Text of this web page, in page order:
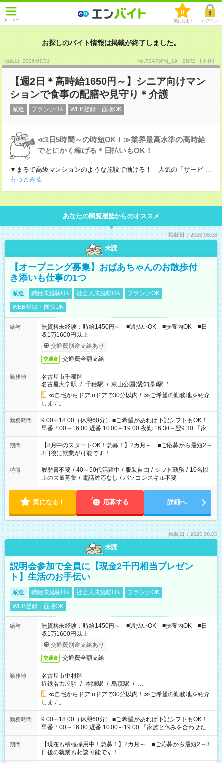
メニュー
0
気になる！ ログイン
お探しのバイト情報は掲載が終了しました。
掲載日 :2026/07/31 No.TCAR愛知_19・SNR2 【本社】
【週2日＊高時給1650円～】シニア向けマン
ションで食事の配膳や見守り＊介護
派遣 ブランクOK WEB登録・面接OK
≪1日5時間～の時短OK！≫業界最高水準の高時給
でとにかく稼げる＊日払いもOK！
▼まるで高級マンションのような施設で働ける！ 人気の「サービ ...
もっとみる
あなたの閲覧履歴からのオススメ
掲載日：2026.08.08
未読
【オープニング募集】おばあちゃんのお散歩付
き添いも仕事の1つ
派遣 職種未経験OK 社会人未経験OK
ブランクOK
WEB登録・面接OK
給与
無資格未経験：時給1450円～ ■週払いOK ■扶養内OK ■日
収1万1600円以上
交通費別途支給あり
交通費 交通費全額支給
勤務地
名古屋市千種区
名古屋大学駅 / 千種駅 / 東山公園(愛知県)駅 / …
≪自宅からドアtoドアで30分以内！≫ご希望の勤務地を紹介
します。
勤務時間
9:00～18:00（休憩60分） ■ご希望があれば下記シフトもOK！
早番 7:00～16:00 遅番 10:00～19:00 夜勤 16:30～翌9:30 「家族
と休みを合わせたい」 「余裕を持って夕飯の準備がしたい」
「できれば残業はしたくない」 など、ご希望を教えてください
ね。 ※Wワーク希望の方へ 今ご覧のお仕事で希望する勤務時間
と、もう1つのお仕事の勤務時間。 合計で週40時間を超える場
合は応募できません。
期間
【8月中のスタートOK！急募！】2カ月～ ■ご応募から最短2～
3日後に就業が可能です！
特徴 履歴書不要 / 40～50代活躍中 / 服装自由 / シフト勤務 / 10名以
上の大量募集 / 電話対応なし / パソコンスキル不要
気になる！ 応募する 詳細へ
掲載日：2026.08.05
未読
説明会参加で全員に【現金2千円相当プレゼン
ト】生活のお手伝い
派遣 職種未経験OK 社会人未経験OK
ブランクOK
WEB登録・面接OK
給与
無資格未経験：時給1450円～ ■週払いOK ■扶養内OK ■日
収1万1600円以上
交通費別途支給あり
交通費 交通費全額支給
勤務地
名古屋市中村区
近鉄名古屋駅 / 本陣駅 / 烏森駅 / …
≪自宅からドアtoドアで30分以内！≫ご希望の勤務地を紹介
します。
勤務時間
9:00～18:00（休憩60分） ■ご希望があれば下記シフトもOK！
早番 7:00～16:00 遅番 10:00～19:00 「家族と休みを合わせた
い」 「余裕を持って夕飯の準備がしたい」 「できれば残業はし
たくない」 など、ご希望を教えてくださいね。 ※Wワーク希望
の方へ 今ご覧のお仕事で希望する勤務時間と、もう1つのお仕事
の勤務時間。 合計で週40時間を超える場合は応募できません。
期間
【現在も積極採用中！急募！】2カ月～ ■ご応募から最短2～3
日後の就業も相談可能です！